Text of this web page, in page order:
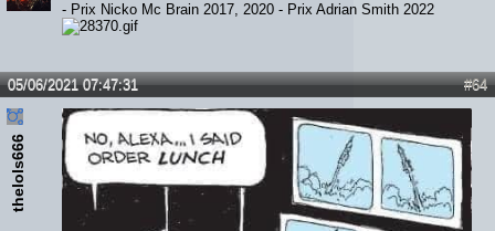
- Prix Nicko Mc Brain 2017, 2020 - Prix Adrian Smith 2022
#64
05/06/2021 07:47:31
thelols666